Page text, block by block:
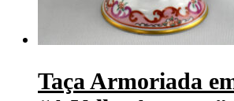
Taça Armoriada